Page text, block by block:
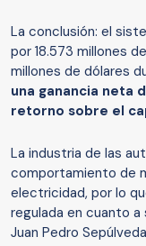
La conclusión: el
por 18.573 millones
millones de dólares
una ganancia neta
retorno sobre el
La industria de las
comportamiento de
electricidad, por lo
regulada en cuanto a
Juan Pedro